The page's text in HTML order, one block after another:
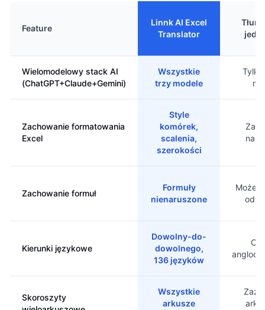
Feature
Linnk AI Excel
Translator
Wielomodelowy stack AI
(ChatGPT+Claude+Gemini)
Wszystkie
trzy modele
Zachowanie formatowania
Excel
Style
komórek,
scalenia,
szerokości
Zachowanie formuł
Formuły
nienaruszone
Może
Kierunki językowe
Dowolny-do-
dowolnego,
136 języków
Skoroszyty
Wszystkie
arkusze